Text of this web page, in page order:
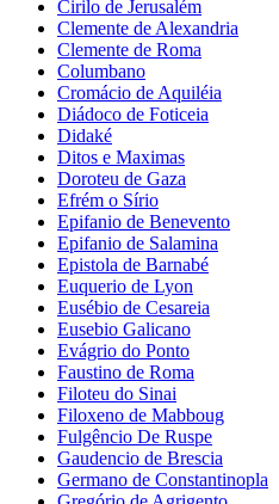
Cirilo de Jerusalém
Clemente de Alexandria
Clemente de Roma
Columbano
Cromácio de Aquiléia
Diádoco de Foticeia
Didaké
Ditos e Maximas
Doroteu de Gaza
Efrém o Sírio
Epifanio de Benevento
Epifanio de Salamina
Epistola de Barnabé
Euquerio de Lyon
Eusébio de Cesareia
Eusebio Galicano
Evágrio do Ponto
Faustino de Roma
Filoteu do Sinai
Filoxeno de Mabboug
Fulgêncio De Ruspe
Gaudencio de Brescia
Germano de Constantinopla